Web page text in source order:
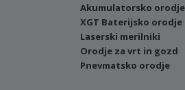
Akumulatorsko orodje
XGT Baterijsko orodje
Laserski merilniki
Orodje za vrt in gozd
Pnevmatsko orodje